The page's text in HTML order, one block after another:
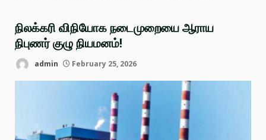
நிலக்கரி விநியோக நடைமுறையை ஆராய
நிபுணர் குழு நியமனம்!
admin February 25, 2026